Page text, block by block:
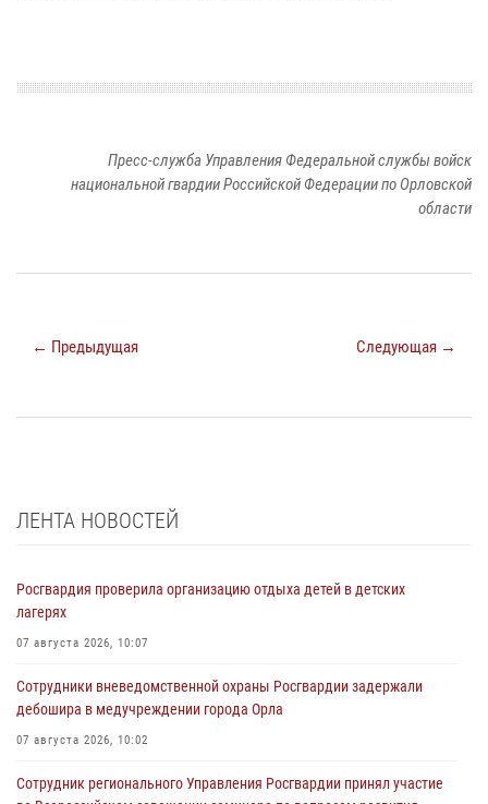
Пресс-служба Управления Федеральной службы войск
национальной гвардии Российской Федерации по Орловской
области
← Предыдущая Следующая →
ЛЕНТА НОВОСТЕЙ
Росгвардия проверила организацию отдыха детей в детских
лагерях
07 августа 2026, 10:07
Сотрудники вневедомственной охраны Росгвардии задержали
дебошира в медучреждении города Орла
07 августа 2026, 10:02
Сотрудник регионального Управления Росгвардии принял участие